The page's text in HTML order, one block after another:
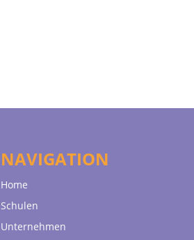
NAVIGATION
Home
Schulen
Unternehmen